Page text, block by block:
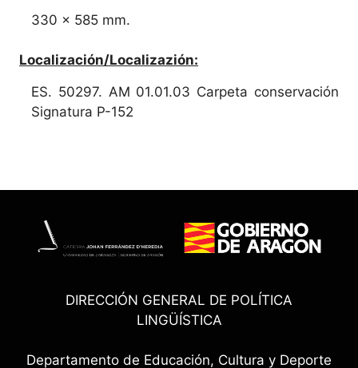
330 x 585 mm.
Localización/Localizazión:
ES. 50297. AM 01.01.03 Carpeta conservación
Signatura P-152
DIRECCIÓN GENERAL DE POLÍTICA
LINGÜÍSTICA
Departamento de Educación, Cultura y Deporte